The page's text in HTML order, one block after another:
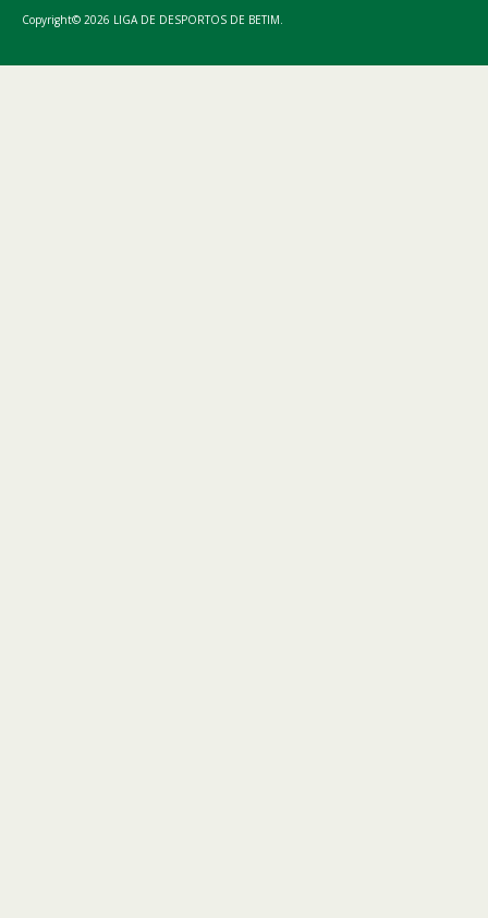
Copyright© 2026 LIGA DE DESPORTOS DE BETIM.